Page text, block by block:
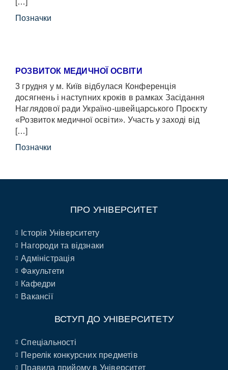
[…]
Позначки
РОЗВИТОК МЕДИЧНОЇ ОСВІТИ
3 грудня у м. Київ відбулася Конференція
досягнень і наступних кроків в рамках Засідання
Наглядової ради Україно-швейцарського Проєкту
«Розвиток медичної освіти». Участь у заході від
[…]
Позначки
ПРО УНІВЕРСИТЕТ
Історія Університету
Нагороди та відзнаки
Адміністрація
Факультети
Кафедри
Вакансії
ВСТУП ДО УНІВЕРСИТЕТУ
Спеціальності
Перелік конкурсних предметів
Правила прийому в Університет